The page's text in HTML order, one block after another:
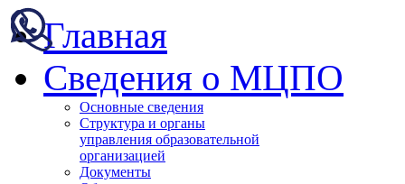
Главная
Сведения о МЦПО
Основные сведения
Структура и органы
управления образовательной
организацией
Документы